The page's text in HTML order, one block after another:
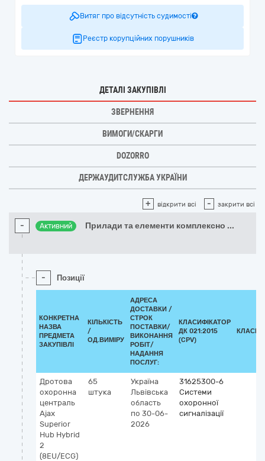
Витяг про відсутність судимості
Реєстр корупційних порушників
ДЕТАЛІ ЗАКУПІВЛІ
ЗВЕРНЕННЯ
ВИМОГИ/СКАРГИ
DOZORRO
ДЕРЖАУДИТСЛУЖБА УКРАЇНИ
+ відкрити всі - закрити всі
- Активний Прилади та елементи комплексно ...
- Позиції
КОНКРЕТНА
НАЗВА
ПРЕДМЕТА
ЗАКУПІВЛІ
КІЛЬКІСТЬ
/
ОД.ВИМІРУ
АДРЕСА
ДОСТАВКИ /
СТРОК
ПОСТАВКИ/
ВИКОНАННЯ
РОБІТ/
НАДАННЯ
ПОСЛУГ:
КЛАСИФІКАТОР
ДК 021:2015
(CPV)
Дротова
охоронна
централь
Ajax
Superior
Hub Hybrid
2
(8EU/ECG)
65
штука
Україна
Львівська
область
по 30-06-
2026
31625300-6
Системи
охоронної
сигналізації